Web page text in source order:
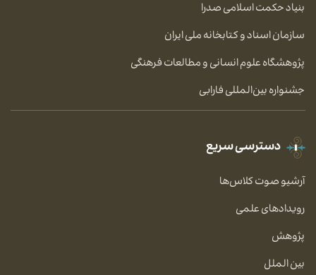
بنیاد حکمت اسلامی صدرا
سازمان اسناد و کتابخانه ملی ایران
پژوهشگاه علوم انسانی و مطالعات فرهنگی
جشنواره بین‌المللی فارابی
دسترسی سریع
آرشیو صوت کلاس‌ها
رویدادهای علمی
پژوهش
بین الملل